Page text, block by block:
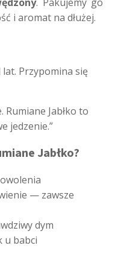
i aromat na dłużej.
Przypomina się
Jabłko to
jedzenie.”
Jabłko?
— zawsze
dym
u babci